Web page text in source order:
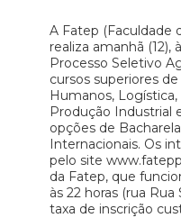
A Fatep (Faculdade
realiza amanhã (12),
Processo Seletivo
cursos superiores
Humanos,
Produção Industrial
opções de
Internacionais. Os
pelo site
da Fatep, que
às 22 horas (rua Rua
taxa de inscrição